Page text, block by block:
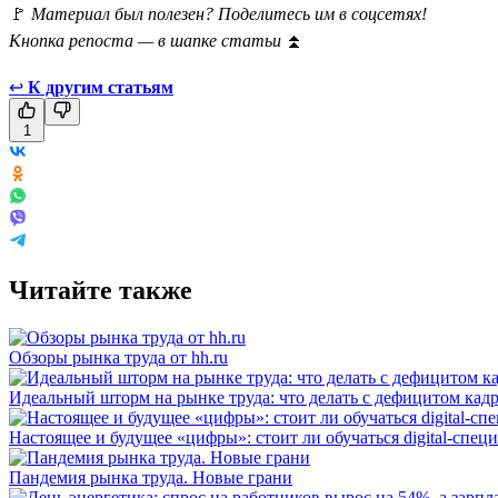
🚩 Материал был полезен? Поделитесь им в соцсетях!
Кнопка репоста — в шапке статьи ⏫
↩ К другим статьям
1
Читайте также
Обзоры рынка труда от hh.ru
Идеальный шторм на рынке труда: что делать с дефицитом
Настоящее и будущее «цифры»: стоит ли обучаться digital-
Пандемия рынка труда. Новые грани